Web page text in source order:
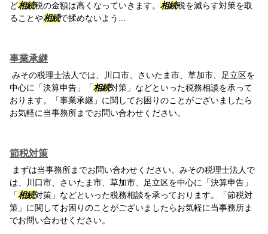
ど相続税の金額は高くなっていきます。 相続税を減らす対策を取
ることや相続で揉めないよう...
事業承継
みその税理士法人では、川口市、さいたま市、草加市、足立区を
中心に「決算申告」「相続対策」などといった税務相談を承って
おります。「事業承継」に関してお困りのことがございましたら
お気軽に当事務所までお問い合わせください。
節税対策
まずは当事務所までお問い合わせください。みその税理士法人で
は、川口市、さいたま市、草加市、足立区を中心に「決算申告」
「相続対策」などといった税務相談を承っております。「節税対
策」に関してお困りのことがございましたらお気軽に当事務所ま
でお問い合わせください。